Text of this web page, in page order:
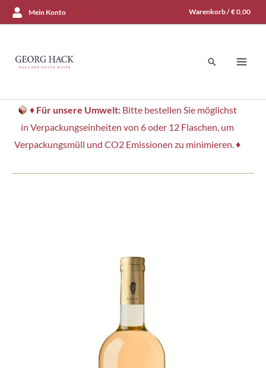
Zum
Inhalt
Mein Konto Warenkorb /€0,00
Suchen
♦ Für unsere Umwelt: Bitte bestellen Sie möglichst
in Verpackungseinheiten von 6 oder 12 Flaschen, um
Verpackungsmüll und CO2 Emissionen zu minimieren. ♦